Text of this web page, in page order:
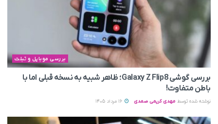
بررسی موبایل و تبلت
بررسی گوشی Galaxy Z Flip8؛ ظاهر شبیه به نسخه قبلی اما با
باطن متفاوت!
نوشته شده توسط مهدی کریمی صمدی